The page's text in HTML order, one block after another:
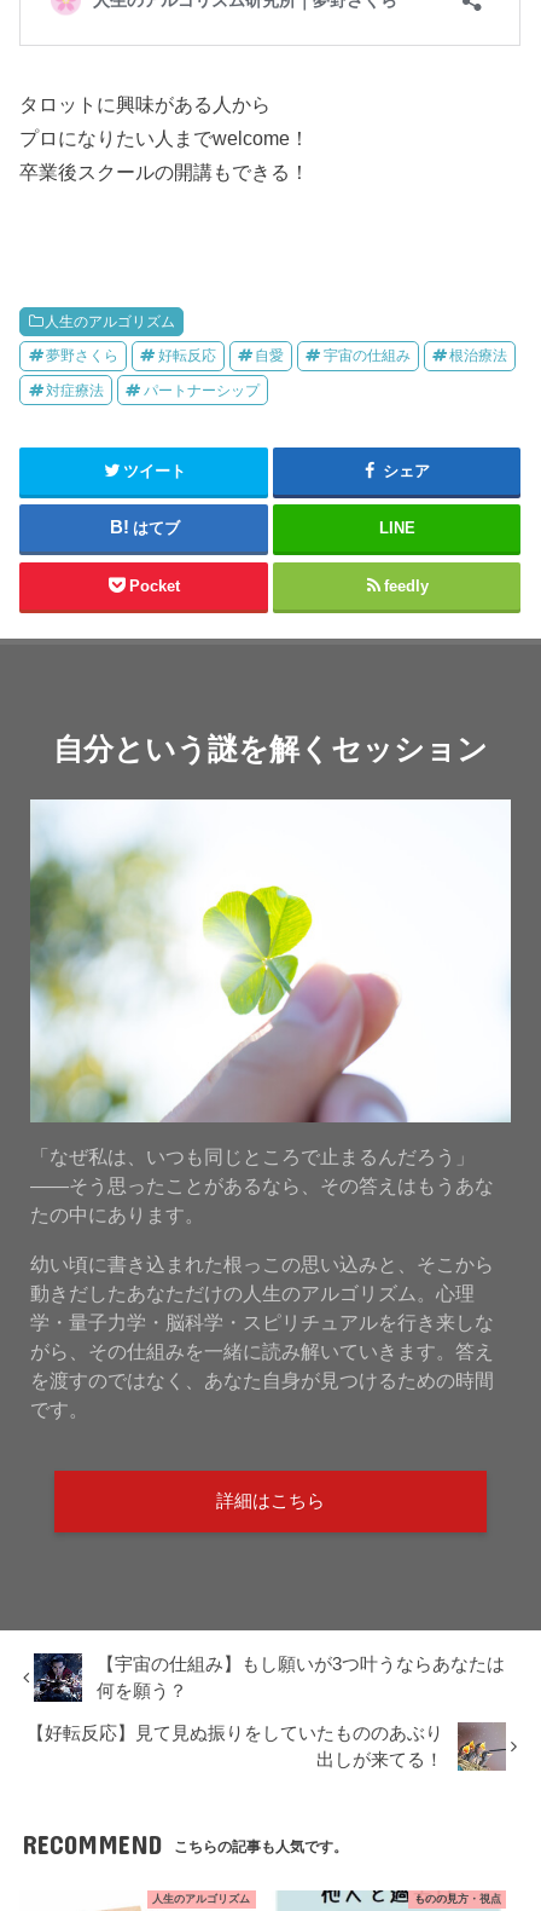
タロットに興味がある人から
プロになりたい人までwelcome！
卒業後スクールの開講もできる！
人生のアルゴリズム
夢野さくら 好転反応 自愛 宇宙の仕組み 根治療法
対症療法 パートナーシップ
ツイート シェア
はてブ LINE
Pocket feedly
自分という謎を解くセッション
「なぜ私は、いつも同じところで止まるんだろう」
——そう思ったことがあるなら、その答えはもうあな
たの中にあります。
幼い頃に書き込まれた根っこの思い込みと、そこから
動きだしたあなただけの人生のアルゴリズム。心理
学・量子力学・脳科学・スピリチュアルを行き来しな
がら、その仕組みを一緒に読み解いていきます。答え
を渡すのではなく、あなた自身が見つけるための時間
です。
詳細はこちら
【宇宙の仕組み】もし願いが3つ叶うならあなたは
何を願う？
【好転反応】見て見ぬ振りをしていたもののあぶり
出しが来てる！
RECOMMEND こちらの記事も人気です。
人生のアルゴリズム ものの見方・視点